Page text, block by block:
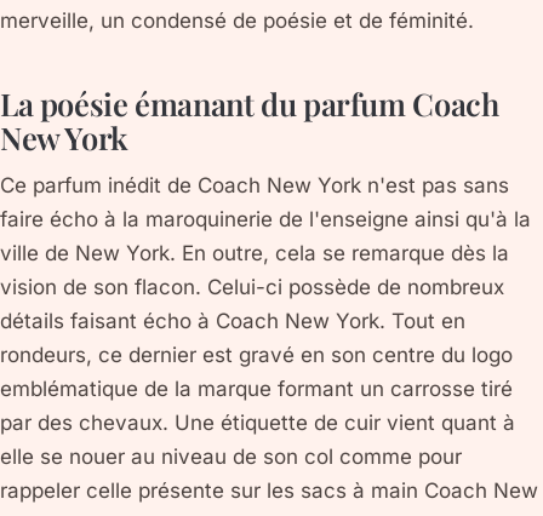
merveille, un condensé de poésie et de féminité.
La poésie émanant du parfum Coach
New York
Ce parfum inédit de Coach New York n'est pas sans
faire écho à la maroquinerie de l'enseigne ainsi qu'à la
ville de New York. En outre, cela se remarque dès la
vision de son flacon. Celui-ci possède de nombreux
détails faisant écho à Coach New York. Tout en
rondeurs, ce dernier est gravé en son centre du logo
emblématique de la marque formant un carrosse tiré
par des chevaux. Une étiquette de cuir vient quant à
elle se nouer au niveau de son col comme pour
rappeler celle présente sur les sacs à main Coach New